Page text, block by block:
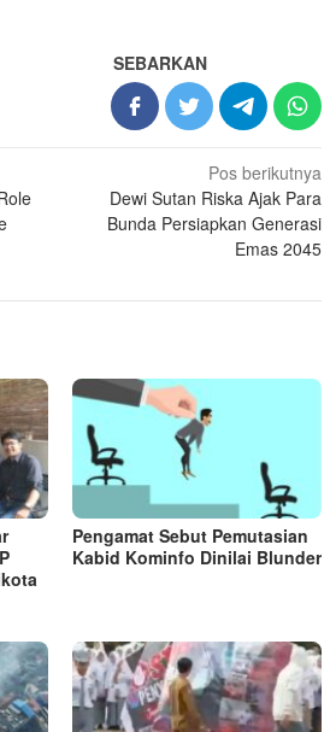
SEBARKAN
Pos berikutnya
Dewi Sutan Riska Ajak Para
Bunda Persiapkan Generasi
Emas 2045
Pengamat Sebut Pemutasian
Kabid Kominfo Dinilai Blunder